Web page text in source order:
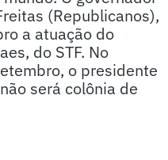
(Republicanos),
a atuação do
do STF. No
o presidente
será colônia de